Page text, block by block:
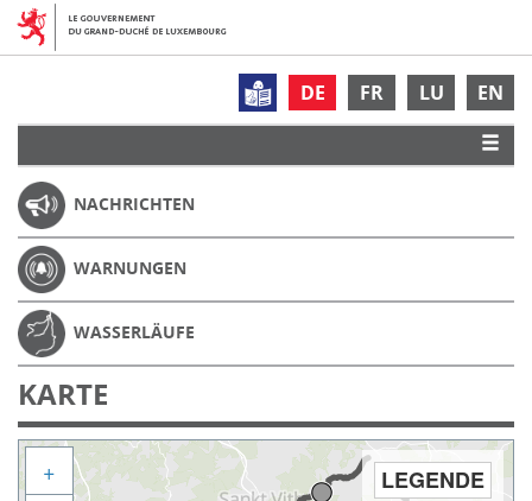
DE FR LU EN
NACHRICHTEN
WARNUNGEN
WASSERLÄUFE
KARTE
LEGENDE
+